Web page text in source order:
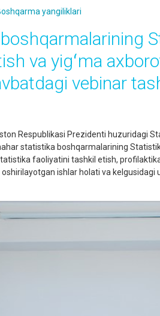
yangiliklari
va yigʻma
vebinar
Respublikasi Prezidenti huzuridagi
statistika boshqarmalarining
faoliyatini tashkil etish,
ishlar holati va